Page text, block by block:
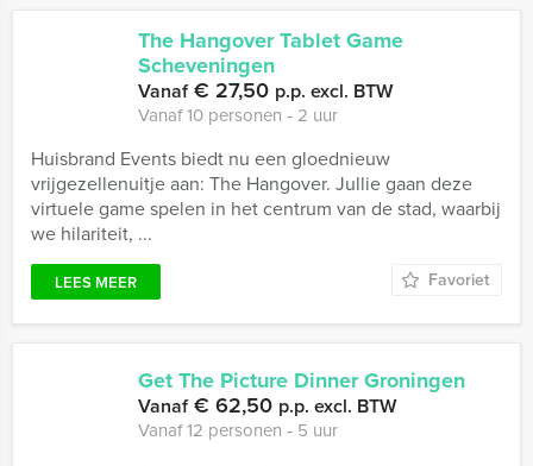
The Hangover Tablet Game
Scheveningen
Vanaf€ 27,50 p.p. excl. BTW
Vanaf 10 personen ‐ 2 uur
Huisbrand Events biedt nu een gloednieuw
vrijgezellenuitje aan: The Hangover. Jullie gaan deze
virtuele game spelen in het centrum van de stad, waarbij
we hilariteit, ...
LEES MEER Favoriet
Get The Picture Dinner Groningen
Vanaf€ 62,50 p.p. excl. BTW
Vanaf 12 personen ‐ 5 uur